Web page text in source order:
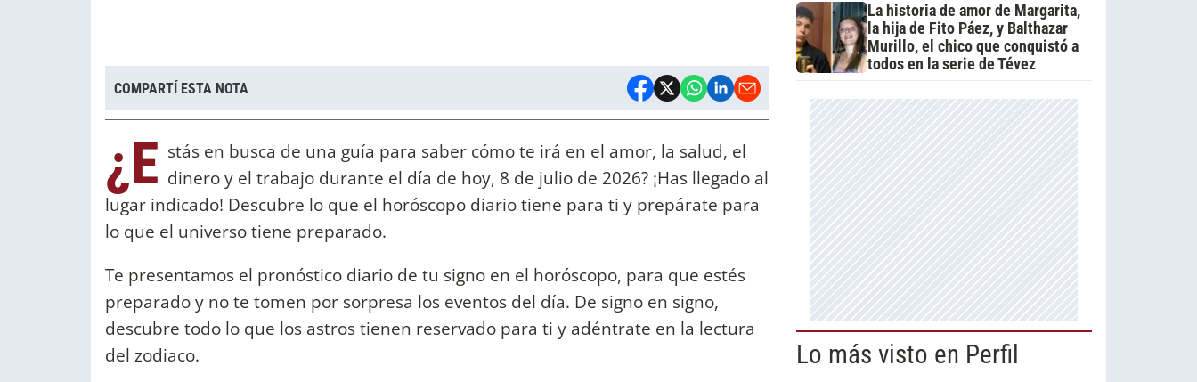
COMPARTÍ ESTA NOTA
¿E stás en busca de una guía para saber cómo te irá en el amor, la salud, el
dinero y el trabajo durante el día de hoy, 8 de julio de 2026? ¡Has llegado al
lugar indicado! Descubre lo que el horóscopo diario tiene para ti y prepárate para
lo que el universo tiene preparado.
Te presentamos el pronóstico diario de tu signo en el horóscopo, para que estés
preparado y no te tomen por sorpresa los eventos del día. De signo en signo,
descubre todo lo que los astros tienen reservado para ti y adéntrate en la lectura
del zodiaco.
La historia de amor de Margarita,
la hija de Fito Páez, y Balthazar
Murillo, el chico que conquistó a
todos en la serie de Tévez
Lo más visto en Perfil